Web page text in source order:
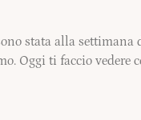
stata alla
Oggi ti faccio vedere